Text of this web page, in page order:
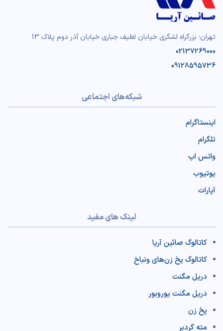
تهران؛ بزرگراه لشگری خیابان لطیف جباری خیابان آذر دوم پلاک 13
02137269000
09128595736
شبکه‌های اجتماعی
اینستاگرام
تلگرام
واتس اپ
یوتیوب
آپارات
لینک های مفید
کاتالوگ صائین آریا
کاتالوگ پخ‌ زن‌‌های ونباخ
دریل مگنت
دریل مگنت یوروبور
پخ زن
مته گردبر